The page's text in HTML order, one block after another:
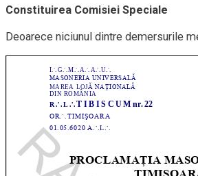
Constituirea Comisiei Speciale
Deoarece niciunul dintre demersurile